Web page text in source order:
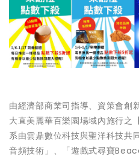
由經濟部商業司指導、資策會創
大直美麗華百樂園場域內施行之
系由雲鼎數位科技與聖洋科技共
音頻技術」、「遊戲式尋寶